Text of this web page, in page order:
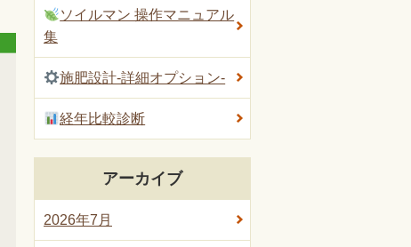
ソイルマン 操作マニュアル
集
施肥設計-詳細オプション-
経年比較診断
アーカイブ
2026年7月